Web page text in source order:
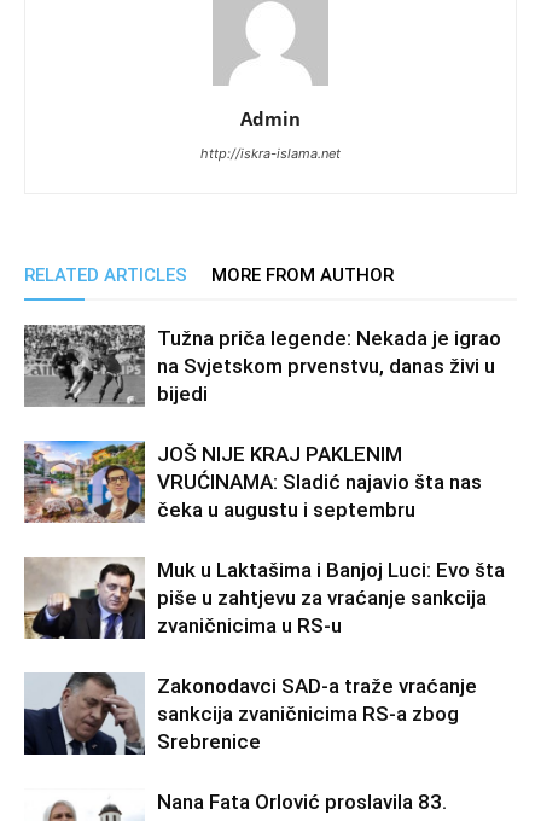
Admin
http://iskra-islama.net
RELATED ARTICLES MORE FROM AUTHOR
Tužna priča legende: Nekada je igrao
na Svjetskom prvenstvu, danas živi u
bijedi
JOŠ NIJE KRAJ PAKLENIM
VRUĆINAMA: Sladić najavio šta nas
čeka u augustu i septembru
Muk u Laktašima i Banjoj Luci: Evo šta
piše u zahtjevu za vraćanje sankcija
zvaničnicima u RS-u
Zakonodavci SAD-a traže vraćanje
sankcija zvaničnicima RS-a zbog
Srebrenice
Nana Fata Orlović proslavila 83.